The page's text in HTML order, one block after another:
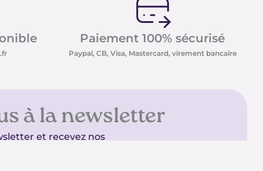
Paiement 100% sécurisé
Paypal, CB, Visa, Mastercard, virement bancaire
à la newsletter
et recevez nos